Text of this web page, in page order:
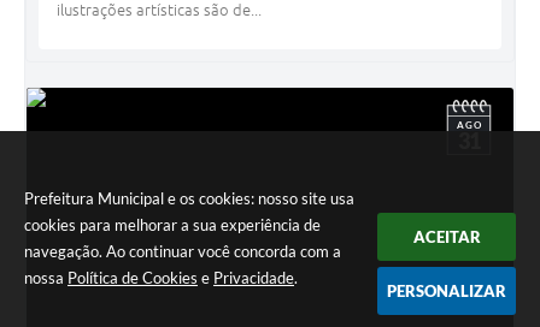
Prefeitura Municipal e os cookies: nosso site usa
cookies para melhorar a sua experiência de
navegação. Ao continuar você concorda com a
nossa Política de Cookies e Privacidade.
ACEITAR
PERSONALIZAR
ilustrações artísticas são de...
AGO